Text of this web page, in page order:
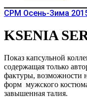
CPM Осень-Зима
KSENIA
Показ капсульной
содержащая только
фактуры, возможности
форм мужского
завышенная талия.